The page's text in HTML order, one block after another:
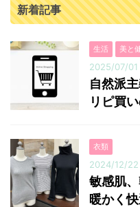
新着記事
生活 美と
2025/07/01
自然派
リピ買
衣類
2024/12/22
敏感肌
暖かく